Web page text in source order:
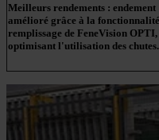
Meilleurs rendements : endement
amélioré grâce à la
remplissage de FeneVision OPTI,
optimisant l'utilisation des chutes.